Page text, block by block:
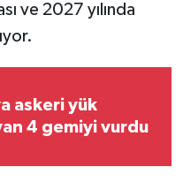
ve 2027 yılında
askeri yük
4 gemiyi vurdu